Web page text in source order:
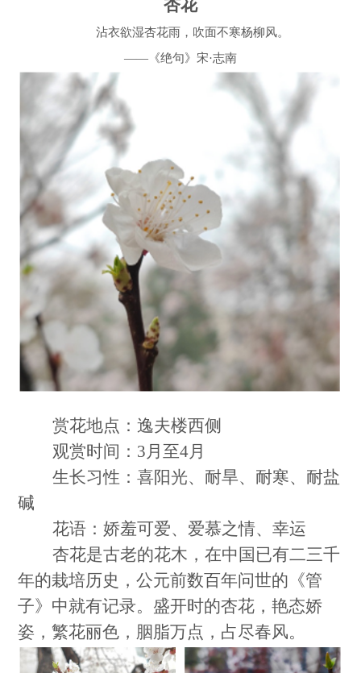
杏花
沾衣欲湿杏花雨，吹面不寒杨柳风。
——《绝句》宋·志南
赏花地点：逸夫楼西侧
观赏时间：3月至4月
生长习性：喜阳光、耐旱、耐寒、耐盐
碱
花语：娇羞可爱、爱慕之情、幸运
杏花是古老的花木，在中国已有二三千
年的栽培历史，公元前数百年问世的《管
子》中就有记录。盛开时的杏花，艳态娇
姿，繁花丽色，胭脂万点，占尽春风。